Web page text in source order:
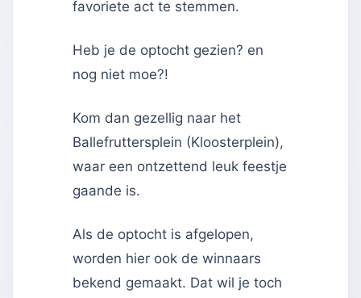
favoriete act te stemmen.
Heb je de optocht gezien? en
nog niet moe?!
Kom dan gezellig naar het
Ballefruttersplein (Kloosterplein),
waar een ontzettend leuk feestje
gaande is.
Als de optocht is afgelopen,
worden hier ook de winnaars
bekend gemaakt. Dat wil je toch